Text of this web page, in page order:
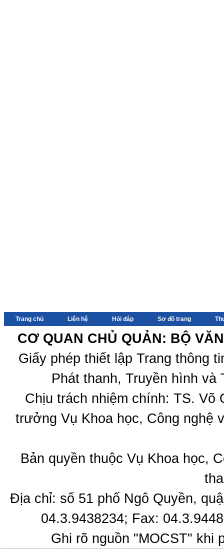
Trang chủ Liên hệ Hỏi đáp Sơ đồ trang
CƠ QUAN CHỦ QUẢN: BỘ
Giấy phép thiết lập Trang thông
Phát thanh, Truyền hình
Chịu trách nhiệm chính: TS.
trưởng Vụ Khoa học, Công nghệ
Bản quyền thuộc Vụ Khoa học,
Địa chỉ: số 51 phố Ngô Quyền,
04.3.9438234; Fax:
Ghi rõ nguồn "MOCST" khi